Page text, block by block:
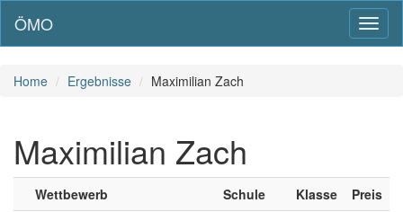
ÖMO
Home Ergebnisse Maximilian Zach
Maximilian Zach
Wettbewerb Schule Klasse
Preis